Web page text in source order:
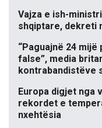
Vajza e ish-
shqiptare, dekreti
“Paguajnë 24
false”, media
kontrabandistëve
Europa digjet nga
rekordet e
nxehtësia